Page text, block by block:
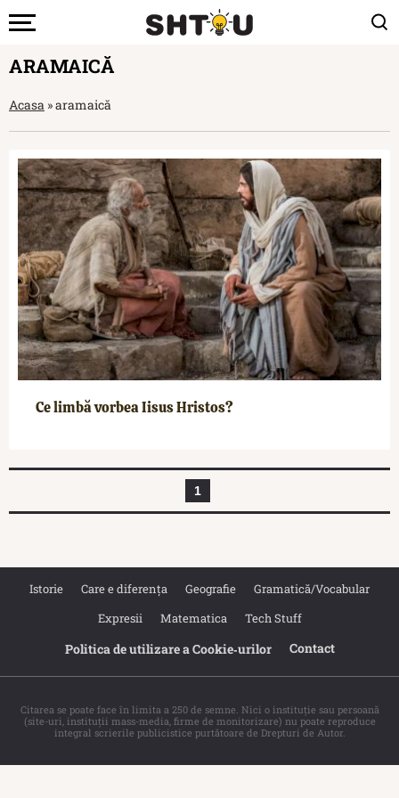
ARAMAICĂ
Acasa »aramaică
Ce limbă vorbea Iisus Hristos?
1
Istorie Care e diferența Geografie
Gramatică/Vocabular
Expresii
Matematica Tech Stuff
Politica de utilizare a Cookie‐urilor Contact
Citarea se poate face în limita a 250 de semne. Nici o instituţie sau persoană
(site-uri, instituţii mass-media, firme de monitorizare) nu poate reproduce
integral scrierile publicistice purtătoare de Drepturi de Autor.